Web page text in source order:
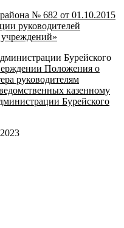
№ 682 от 01.10.2015
руководителей
Бурейского
Положения о
руководителям
казенному
Бурейского